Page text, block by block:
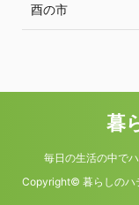
酉の市
暮
毎日の生活の中で
Copyright© 暮らしのハ